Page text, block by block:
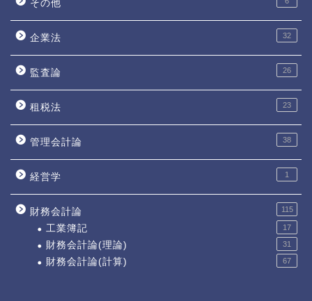
その他
企業法 32
監査論 26
租税法 23
管理会計論 38
経営学 1
財務会計論 115
工業簿記 17
財務会計論(理論) 31
財務会計論(計算) 67